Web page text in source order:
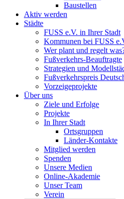
Baustellen
Aktiv werden
Städte
FUSS e.V. in Ihrer Stadt
Kommunen bei FUSS
Wer plant und regelt
Fußverkehrs-Beauftragte
Strategien und
Fußverkehrspreis
Vorzeigeprojekte
Über uns
Ziele und Erfolge
Projekte
In Ihrer Stadt
Ortsgruppen
Länder-Kontakte
Mitglied werden
Spenden
Unsere Medien
Online-Akademie
Unser Team
Verein